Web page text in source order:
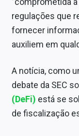
regulações que
fornecer
auxiliem em
A notícia, como
debate da SEC
(DeFi) está se
de fiscalização